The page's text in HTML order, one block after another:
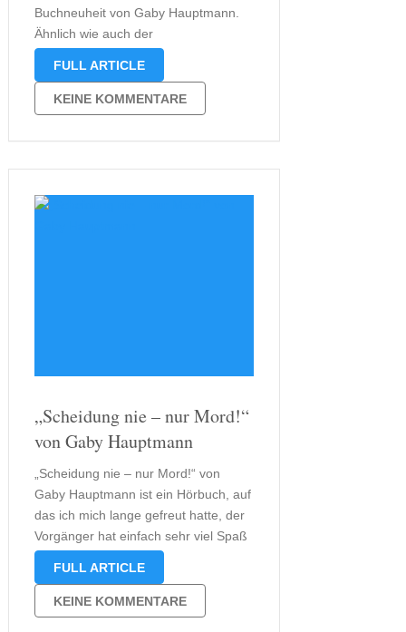
Buchneuheit von Gaby Hauptmann.
Ähnlich wie auch der
Vorgänger „Scheidung nie – nur
ein klassischer Frauenroman.
Vielmehr erzählt die Autorin bei dieser
Form des Frauenromans aus dem
FULL ARTICLE
KEINE KOMMENTARE
„Scheidung nie – nur Mord!“
von Gaby Hauptmann
„Scheidung nie – nur Mord!“ von
Gaby Hauptmann ist ein Hörbuch, auf
das ich mich lange gefreut hatte, der
Vorgänger hat einfach sehr viel Spaß
gemacht. Dass dieses Hörbuch nun
war für mich zunächst nicht zu
rechnen. Heute teile ich nun …
FULL ARTICLE
KEINE KOMMENTARE